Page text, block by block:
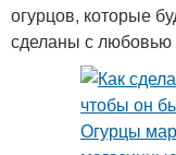
огурцов, которые
сделаны с любовью